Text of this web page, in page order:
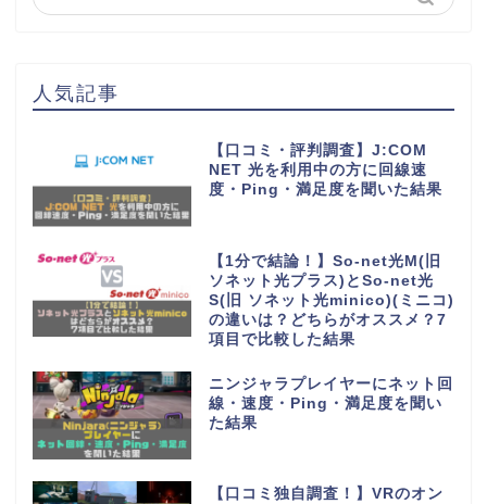
人気記事
【口コミ・評判調査】J:COM
NET 光を利用中の方に回線速
度・Ping・満足度を聞いた結果
【1分で結論！】So-net光M(旧
ソネット光プラス)とSo-net光
S(旧 ソネット光minico)(ミニコ)
の違いは？どちらがオススメ？7
項目で比較した結果
ニンジャラプレイヤーにネット回
線・速度・Ping・満足度を聞い
た結果
【口コミ独自調査！】VRのオン